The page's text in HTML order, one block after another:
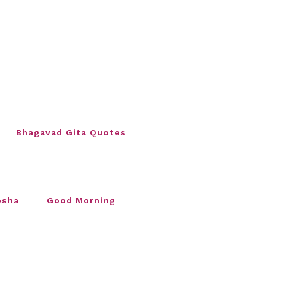
Bhagavad Gita Quotes
Good Morning